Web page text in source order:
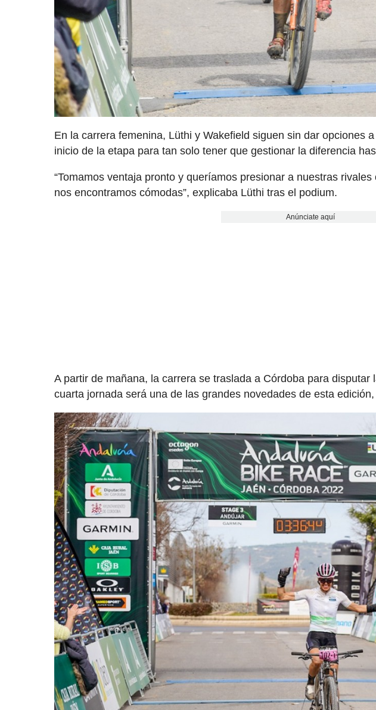
En la carrera femenina, Lüthi y Wakefield siguen sin dar opciones
inicio de la etapa para tan solo tener que gestionar la diferencia
“Tomamos ventaja pronto y queríamos presionar a nuestras
nos encontramos cómodas”, explicaba Lüthi tras el podium.
Anúnciate aquí
A partir de mañana, la carrera se traslada a Córdoba para
cuarta jornada será una de las grandes novedades de esta